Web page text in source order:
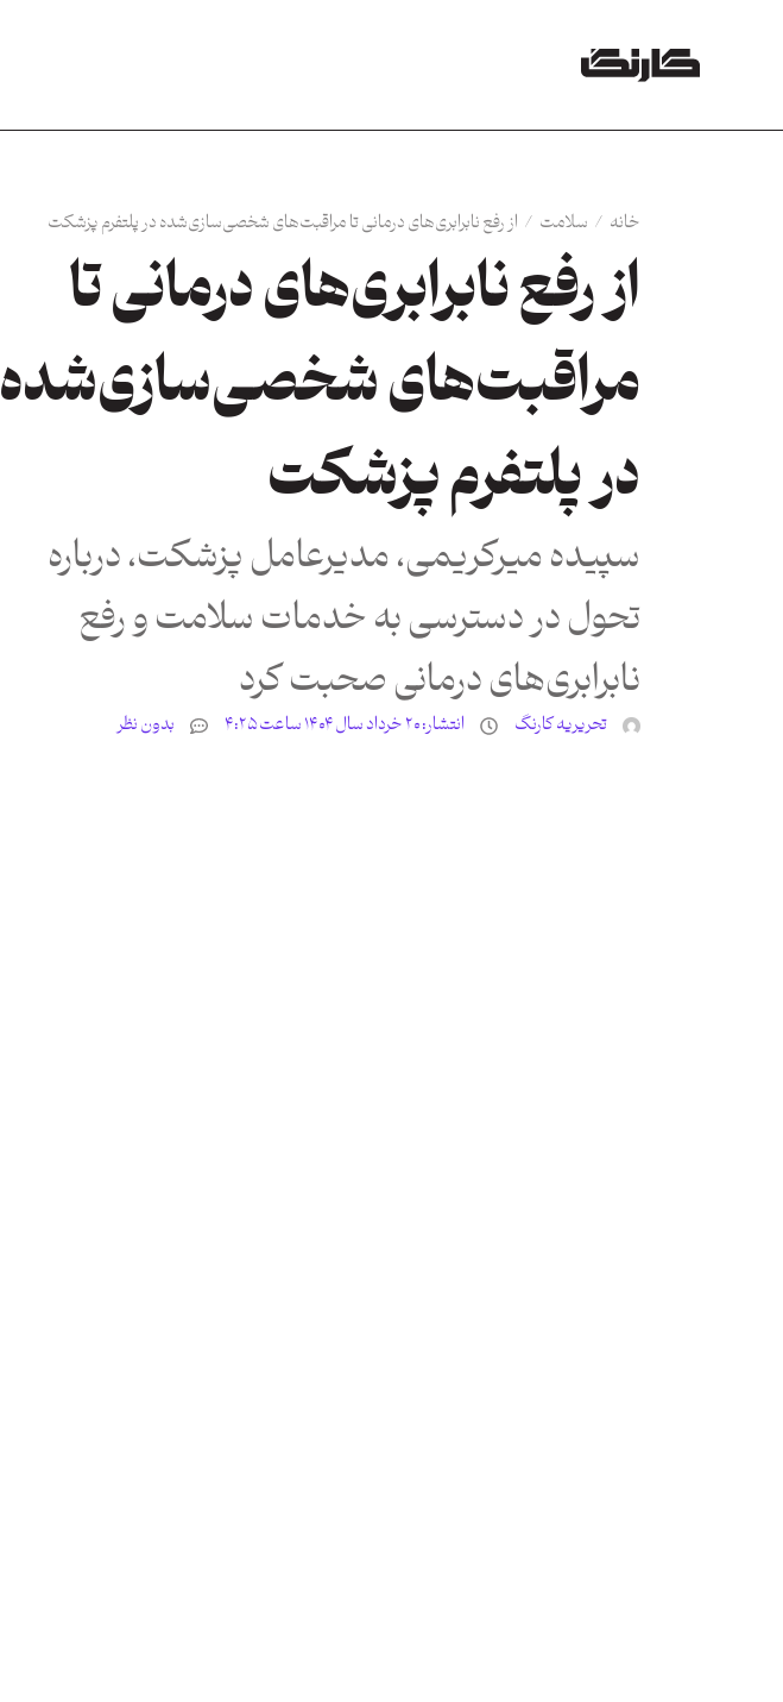
خانه / سلامت / از رفع نابرابری‌های درمانی تا مراقبت‌های شخصی‌سازی‌شده در پلتفرم پزشکت
از رفع نابرابری‌های درمانی تا
مراقبت‌های شخصی‌سازی‌شده
در پلتفرم پزشکت
سپیده میرکریمی، مدیرعامل پزشکت، درباره
تحول در دسترسی به خدمات سلامت و رفع
نابرابری‌های درمانی صحبت کرد
تحریریه کارنگ انتشار:۲۰ خرداد سال ۱۴۰۴ ساعت ۴:۲۵ بدون نظر